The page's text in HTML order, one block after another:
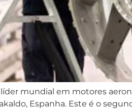
líder mundial em motores
Espanha. Este é o